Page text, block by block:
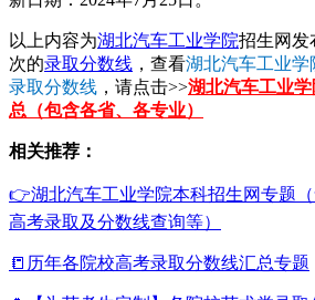
以上内容为湖北汽车工业学院招生网发
次的录取分数线 ，查看湖北汽车工业
录取分数线 ，请点击>>湖北汽车工业
总（包含各省、各专业）
相关推荐：
👉湖北汽车工业学院本科招生网专题（
高考录取及分数线查询等）
📒历年各院校高考录取分数线汇总专题